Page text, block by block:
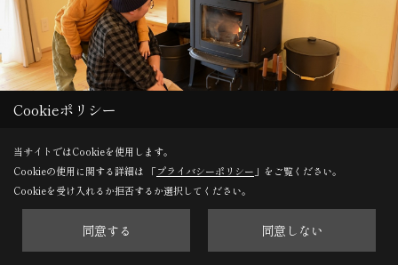
薪ストーブが親子のコミュニケーションツールに。
Save
Cookieポリシー
当サイトではCookieを使用します。
Cookieの使用に関する詳細は 「プライバシーポリシー 」をご覧ください。
Cookieを受け入れるか拒否するか選択してください。
同意する 同意しない